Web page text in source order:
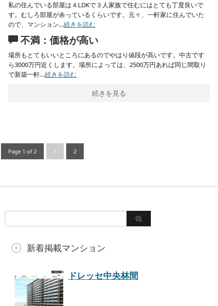
私の住んでいる部屋は４LDKで３人家族で住むにはとても丁度良いで
す。むしろ部屋が余っているくらいです。元々、一軒家に住んでいた
ので、マンション…続きを読む
不満：価格が高い
場所もとてもいいところにあるのでやはり値段が高いです。中古です
ら3000万円近くします。場所によっては、2500万円あれば同じ間取り
で新築一軒…続きを読む
続きを見る
Page 1 of 2 1 2
新着掲載マンション
ドレッセ中央林間